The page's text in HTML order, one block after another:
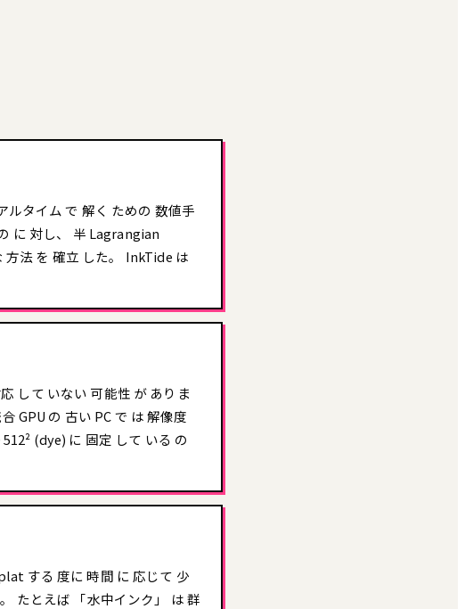
ルタイム で 解く ための 数値手
に 対し、 半 Lagrangian
法 を 確立 した。 InkTide は
して いない 可能性 が ありま
GPU の 古い PC で は 解像度
(dye) に 固定 して いる の
する 度に 時間 に 応じて 少
たとえば 「水中インク」 は 群